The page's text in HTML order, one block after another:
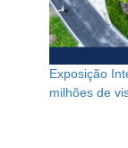
Exposição
milhões de